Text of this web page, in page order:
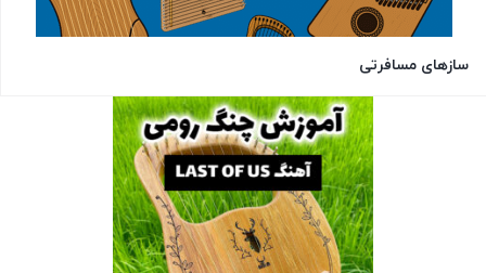
سازهای مسافرتی